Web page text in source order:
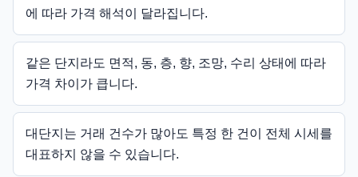
에 따라 가격 해석이 달라집니다.
같은 단지라도 면적, 동, 층, 향, 조망, 수리 상태에 따라
가격 차이가 큽니다.
대단지는 거래 건수가 많아도 특정 한 건이 전체 시세를
대표하지 않을 수 있습니다.